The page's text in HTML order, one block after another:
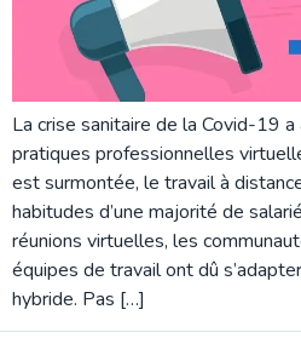
La crise sanitaire de la Covid-19
pratiques professionnelles
est surmontée, le travail à
habitudes d’une majorité de
réunions virtuelles, les
équipes de travail ont dû
hybride. Pas […]